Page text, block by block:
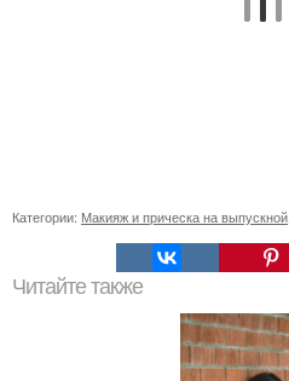
Категории: Макияж и прическа на выпускной
Читайте также